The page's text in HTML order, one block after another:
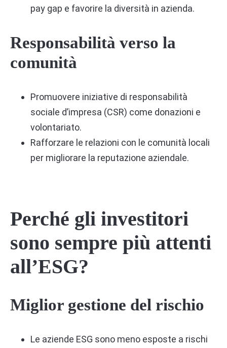
pay gap e favorire la diversità in azienda.
Responsabilità verso la
comunità
Promuovere iniziative di responsabilità
sociale d’impresa (CSR) come donazioni e
volontariato.
Rafforzare le relazioni con le comunità locali
per migliorare la reputazione aziendale.
Perché gli investitori
sono sempre più attenti
all’ESG?
Miglior gestione del rischio
Le aziende ESG sono meno esposte a rischi